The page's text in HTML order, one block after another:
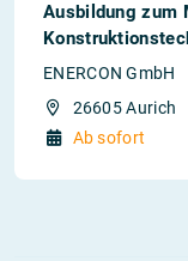
Ausbildung zum
ENERCON GmbH
26605 Aurich
Ab sofort